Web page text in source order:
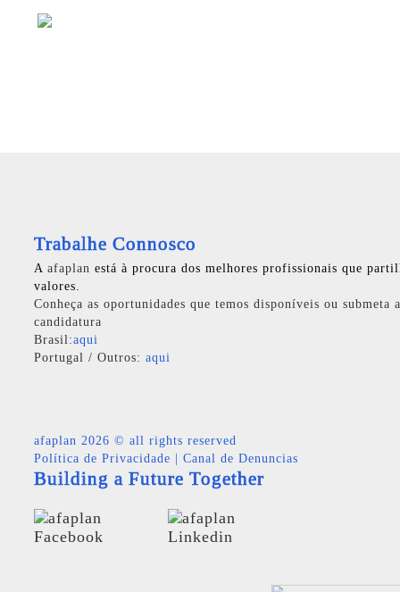
Trabalhe Connosco
A afaplan está à procura dos melhores profissionais que
valores.
Conheça as oportunidades que temos disponíveis ou submeta
candidatura
Brasil:aqui
Portugal / Outros: aqui
afaplan 2026 © all rights reserved
Política de Privacidade
Canal de Denuncias
Building a Future Together